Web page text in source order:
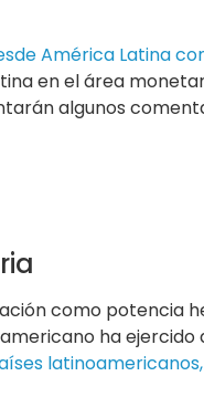
América Latina
en el área
algunos
como potencia
ha